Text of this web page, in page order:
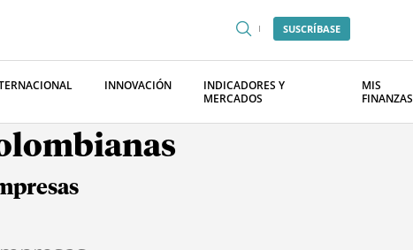
SUSCRÍBASE
INNOVACIÓN
INDICADORES Y
MERCADOS
MIS
FINANZAS